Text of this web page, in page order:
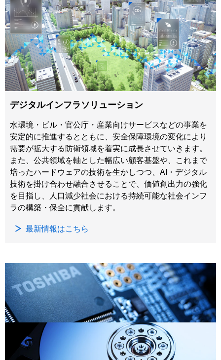
デジタルインフラソリューション
水環境・ビル・官公庁・産業向けサービスなどの事業を
安定的に推進するとともに、安全保障環境の変化により
需要が拡大する防衛領域を着実に成長させていきます。
また、公共領域を軸とした幅広い顧客基盤や、これまで
培ったハードウェアの技術を生かしつつ、AI・デジタル
技術を掛け合わせ融合させることで、価値創出力の強化
を目指し、人口減少社会における持続可能な社会インフ
ラの構築・保全に貢献します。
最新情報はこちら